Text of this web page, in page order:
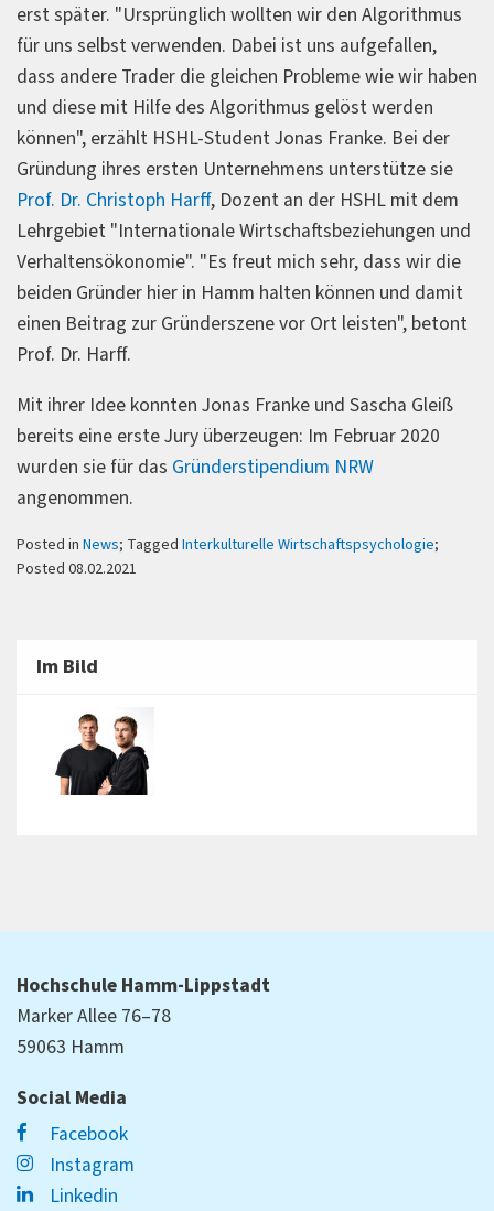
erst später. "Ursprünglich wollten wir den Algorithmus
für uns selbst verwenden. Dabei ist uns aufgefallen,
dass andere Trader die gleichen Probleme wie wir haben
und diese mit Hilfe des Algorithmus gelöst werden
können", erzählt HSHL-Student Jonas Franke. Bei der
Gründung ihres ersten Unternehmens unterstütze sie
Prof. Dr. Christoph Harff, Dozent an der HSHL mit dem
Lehrgebiet "Internationale Wirtschaftsbeziehungen und
Verhaltensökonomie". "Es freut mich sehr, dass wir die
beiden Gründer hier in Hamm halten können und damit
einen Beitrag zur Gründerszene vor Ort leisten", betont
Prof. Dr. Harff.
Mit ihrer Idee konnten Jonas Franke und Sascha Gleiß
bereits eine erste Jury überzeugen: Im Februar 2020
wurden sie für das Gründerstipendium NRW
angenommen.
Posted in News; Tagged Interkulturelle Wirtschaftspsychologie;
Posted 08.02.2021
Im Bild
Hochschule Hamm-Lippstadt
Marker Allee 76–78
59063 Hamm
Social Media
Facebook
Instagram
Linkedin